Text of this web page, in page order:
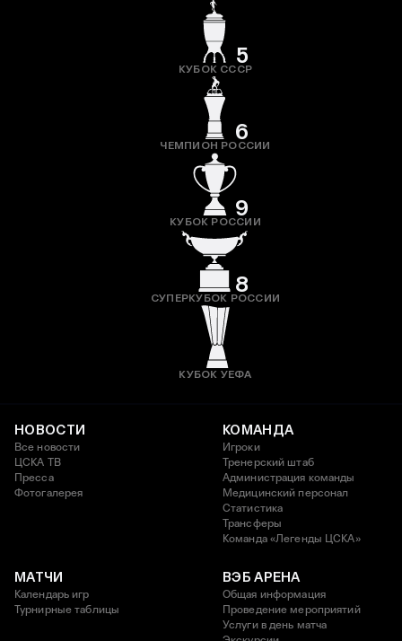
5
КУБОК СССР
6
ЧЕМПИОН РОССИИ
9
КУБОК РОССИИ
8
СУПЕРКУБОК РОССИИ
КУБОК УЕФА
НОВОСТИ
Все новости
ЦСКА ТВ
Пресса
Фотогалерея
КОМАНДА
Игроки
Тренерский штаб
Администрация команды
Медицинский персонал
Статистика
Трансферы
Команда «Легенды ЦСКА»
МАТЧИ
Календарь игр
Турнирные таблицы
ВЭБ АРЕНА
Общая информация
Проведение мероприятий
Услуги в день матча